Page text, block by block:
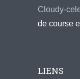
Cloudy-
de course
LIENS